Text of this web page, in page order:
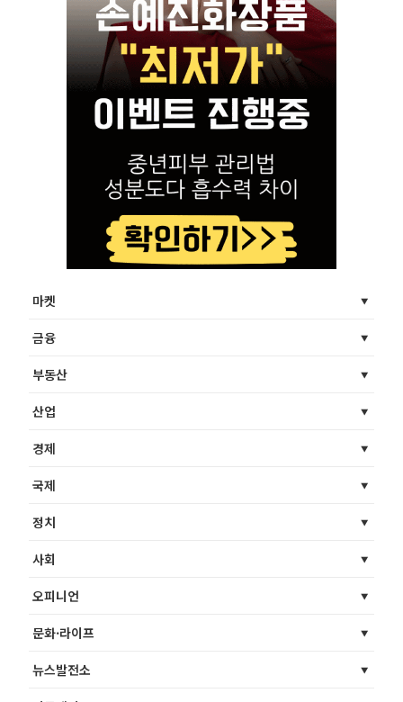
마켓
금융
부동산
산업
경제
국제
정치
사회
오피니언
문화·라이프
뉴스발전소